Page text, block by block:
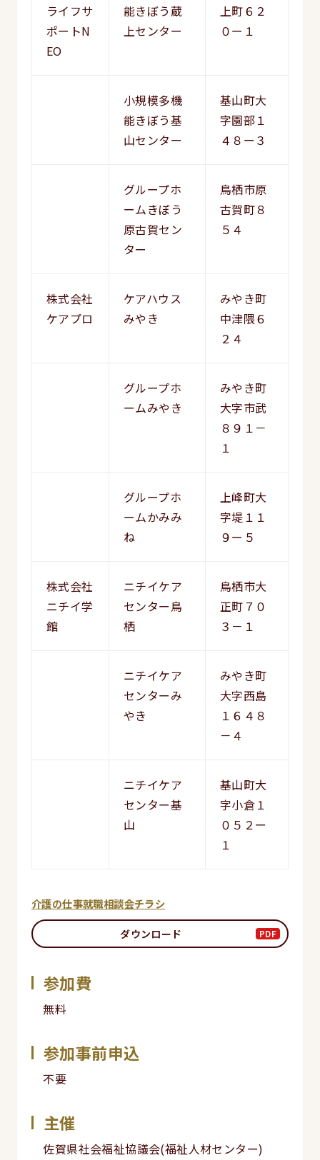
ライフサ
ポートN
EO
能きぼう蔵
上センター
上町６２
０ー１
小規模多機
能きぼう基
山センター
基山町大
字園部１
４８ー３
グループホ
ームきぼう
原古賀セン
ター
鳥栖市原
古賀町８
５４
株式会社
ケアプロ
ケアハウス
みやき
みやき町
中津隈６
２４
グループホ
ームみやき
みやき町
大字市武
８９１－
１
グループホ
ームかみみ
ね
上峰町大
字堤１１
９ー５
株式会社
ニチイ学
館
ニチイケア
センター鳥
栖
鳥栖市大
正町７０
３－１
ニチイケア
センターみ
やき
みやき町
大字西島
１６４８
－４
ニチイケア
センター基
山
基山町大
字小倉１
０５２ー
１
介護の仕事就職相談会チラシ
ダウンロード
参加費
無料
参加事前申込
不要
主催
佐賀県社会福祉協議会(福祉人材センター)